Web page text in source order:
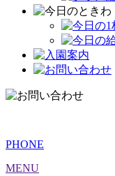
PHONE
MENU